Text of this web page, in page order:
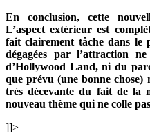
En conclusion, cette
L’aspect extérieur est
fait clairement tâche dans le
dégagées par l’attraction
d’Hollywood Land, ni du
que prévu (une bonne chose)
très décevante du fait de la
nouveau thème qui ne colle
]]>